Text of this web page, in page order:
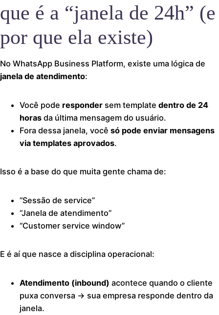
que é a “janela de 24h” (e
por que ela existe)
No WhatsApp Business Platform, existe uma lógica de
janela de atendimento:
Você pode responder sem template dentro de 24
horas da última mensagem do usuário.
Fora dessa janela, você só pode enviar mensagens
via templates aprovados.
Isso é a base do que muita gente chama de:
“Sessão de service”
“Janela de atendimento”
“Customer service window”
E é aí que nasce a disciplina operacional:
Atendimento (inbound) acontece quando o cliente
puxa conversa → sua empresa responde dentro da
janela.